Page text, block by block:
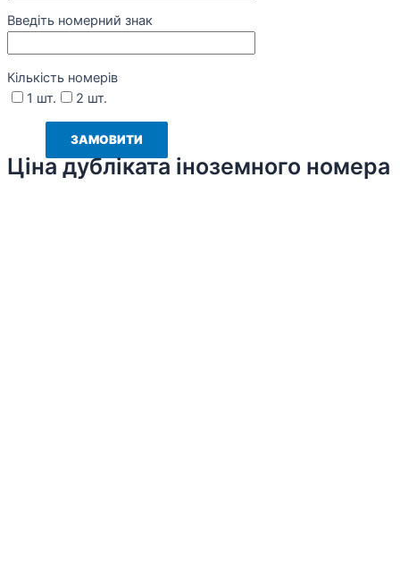
Введіть номерний знак
Кількість номерів
1 шт.
2 шт.
Ціна дубліката іноземного номера